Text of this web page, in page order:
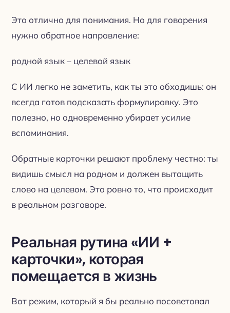
Это отлично для понимания. Но для говорения
нужно обратное направление:
родной язык – целевой язык
С ИИ легко не заметить, как ты это обходишь: он
всегда готов подсказать формулировку. Это
полезно, но одновременно убирает усилие
вспоминания.
Обратные карточки решают проблему честно: ты
видишь смысл на родном и должен вытащить
слово на целевом. Это ровно то, что происходит
в реальном разговоре.
Реальная рутина «ИИ +
карточки», которая
помещается в жизнь
Вот режим, который я бы реально посоветовал